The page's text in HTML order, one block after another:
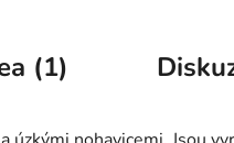
(1)